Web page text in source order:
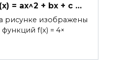
= ax^2 + bx + c …
рисунке изображены
f(x) = 4×